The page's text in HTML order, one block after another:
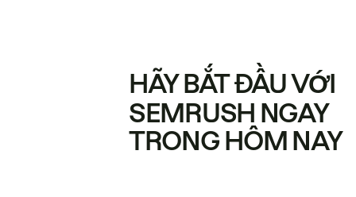
HÃY BẮT ĐẦU VỚI
SEMRUSH NGAY
TRONG HÔM NAY